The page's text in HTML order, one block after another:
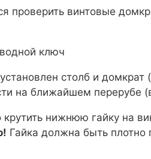
проверить винтовые
ключ
столб и домкрат
на ближайшем перерубе
нижнюю гайку на
Гайка должна быть плотно